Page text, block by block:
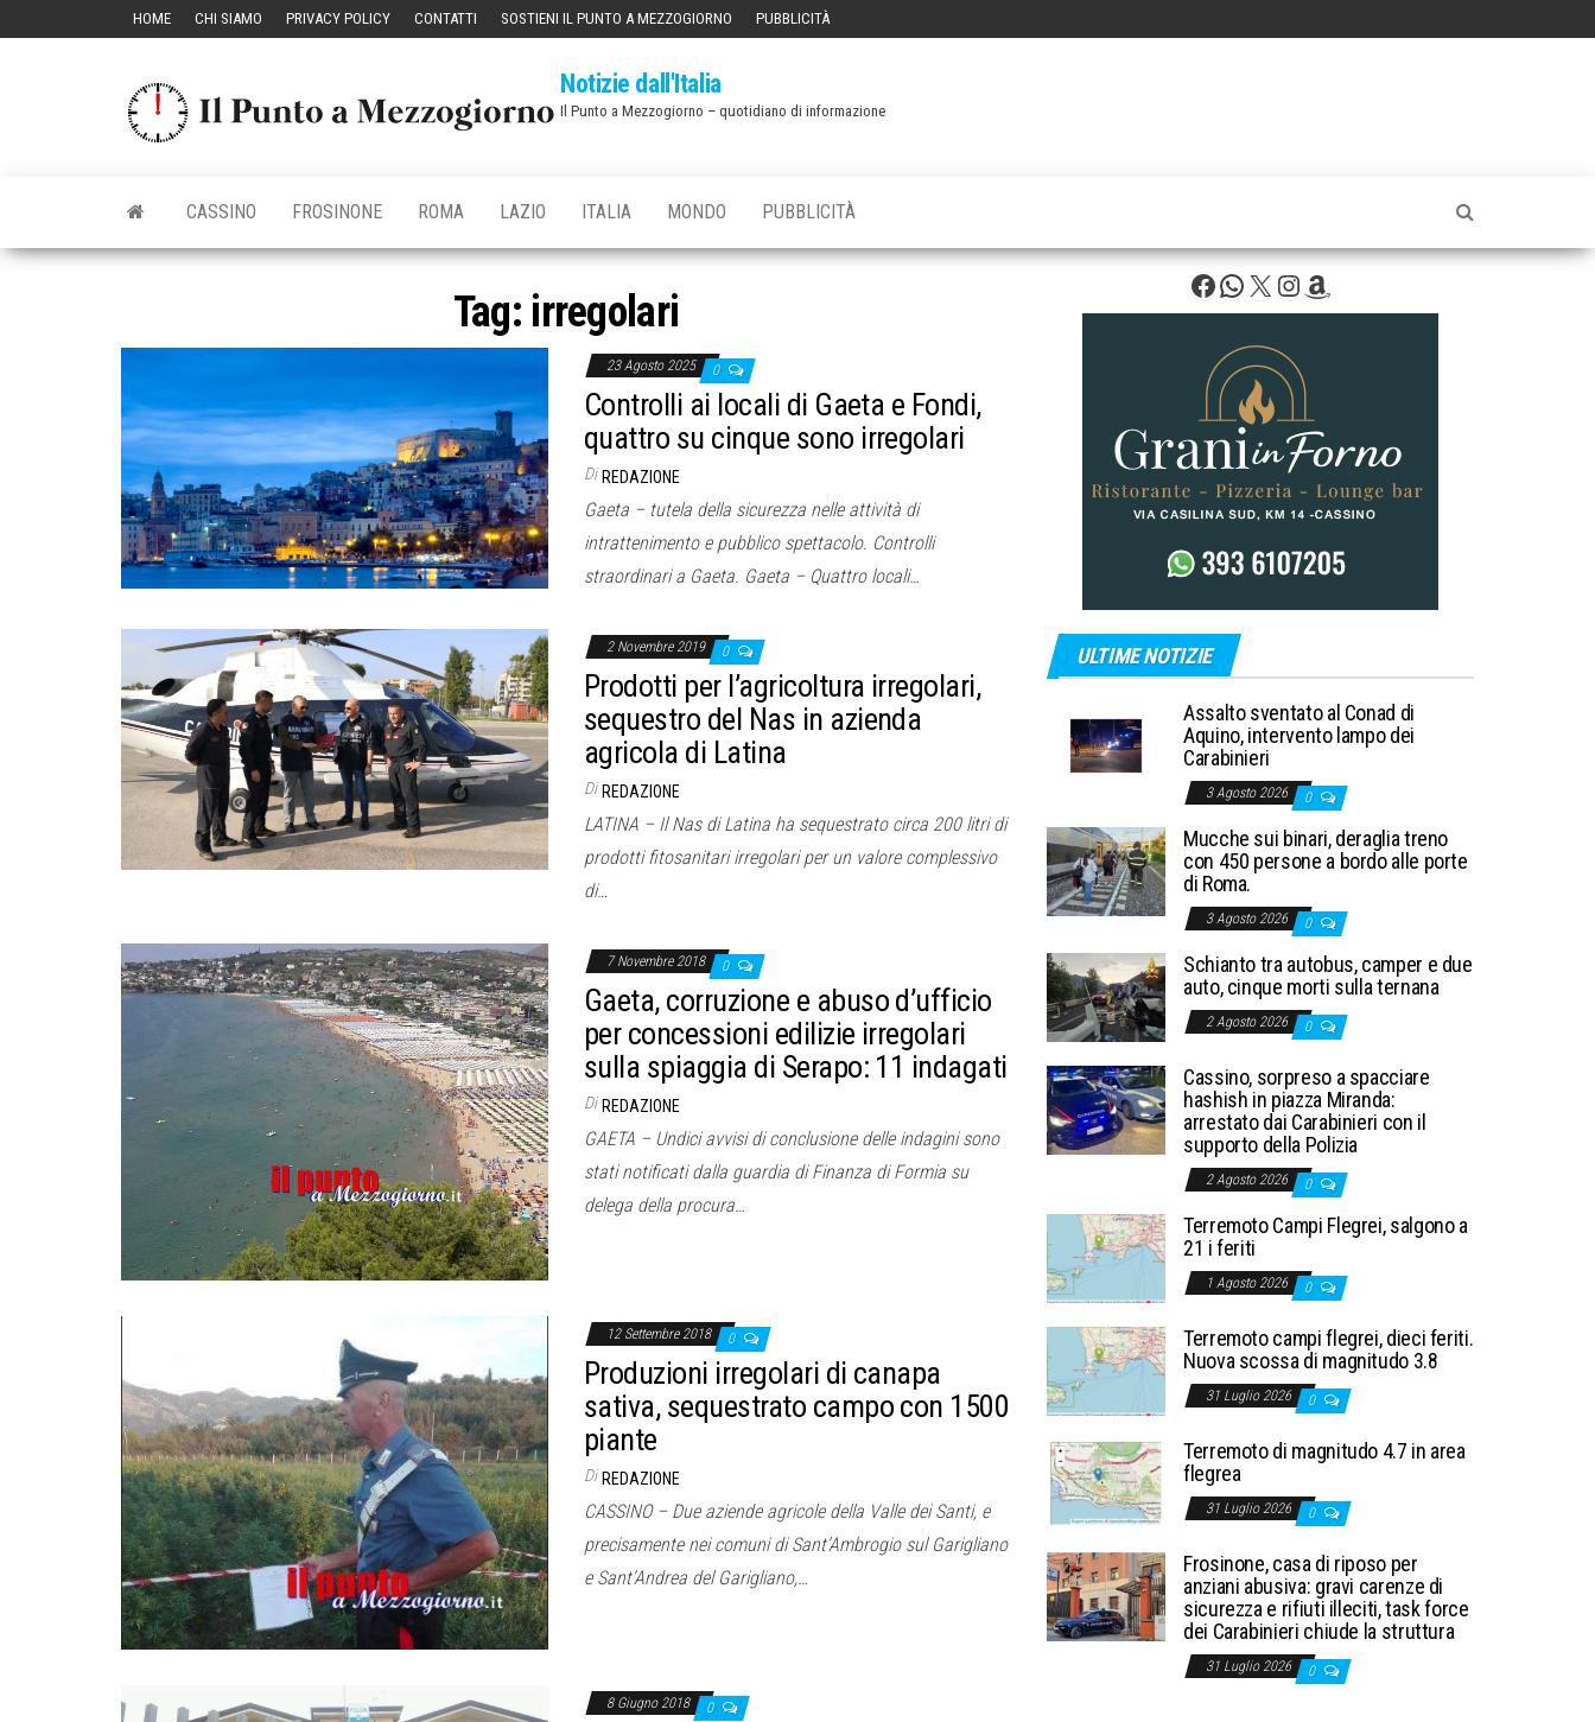
HOME CHI SIAMO PRIVACY POLICY CONTATTI SOSTIENI IL PUNTO A MEZZOGIORNO PUBBLICITÀ
Notizie dall'Italia
Il Punto a Mezzogiorno – quotidiano di informazione
CASSINO FROSINONE ROMA LAZIO ITALIA MONDO PUBBLICITÀ
Tag: irregolari
23 Agosto 2025 0
Controlli ai locali di Gaeta e Fondi,
quattro su cinque sono irregolari
Di REDAZIONE
Gaeta – tutela della sicurezza nelle attività di
intrattenimento e pubblico spettacolo. Controlli
straordinari a Gaeta. Gaeta – Quattro locali…
2 Novembre 2019 0
Prodotti per l’agricoltura irregolari,
sequestro del Nas in azienda
agricola di Latina
Di REDAZIONE
LATINA – Il Nas di Latina ha sequestrato circa 200 litri di
prodotti fitosanitari irregolari per un valore complessivo
di…
7 Novembre 2018 0
Gaeta, corruzione e abuso d’ufficio
per concessioni edilizie irregolari
sulla spiaggia di Serapo: 11 indagati
Di REDAZIONE
GAETA – Undici avvisi di conclusione delle indagini sono
stati notificati dalla guardia di Finanza di Formia su
delega della procura…
12 Settembre 2018 0
Produzioni irregolari di canapa
sativa, sequestrato campo con 1500
piante
Di REDAZIONE
CASSINO – Due aziende agricole della Valle dei Santi, e
precisamente nei comuni di Sant’Ambrogio sul Garigliano
e Sant’Andrea del Garigliano,…
8 Giugno 2018 0
Facebook
WhatsApp
X Instagram
Amazon
ULTIME NOTIZIE
Assalto sventato al Conad di
Aquino, intervento lampo dei
Carabinieri
3 Agosto 2026 0
Mucche sui binari, deraglia treno
con 450 persone a bordo alle porte
di Roma.
3 Agosto 2026 0
Schianto tra autobus, camper e due
auto, cinque morti sulla ternana
2 Agosto 2026 0
Cassino, sorpreso a spacciare
hashish in piazza Miranda:
arrestato dai Carabinieri con il
supporto della Polizia
2 Agosto 2026 0
Terremoto Campi Flegrei, salgono a
21 i feriti
1 Agosto 2026 0
Terremoto campi flegrei, dieci feriti.
Nuova scossa di magnitudo 3.8
31 Luglio 2026 0
Terremoto di magnitudo 4.7 in area
flegrea
31 Luglio 2026 0
Frosinone, casa di riposo per
anziani abusiva: gravi carenze di
sicurezza e rifiuti illeciti, task force
dei Carabinieri chiude la struttura
31 Luglio 2026 0